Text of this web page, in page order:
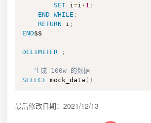
SET i=i+1 ;
END WHILE ;
RETURN i ;
END$$
DELIMITER ;
-- 生成 100w 的数据
SELECT mock_data ( )
最后修改日期：2021/12/13